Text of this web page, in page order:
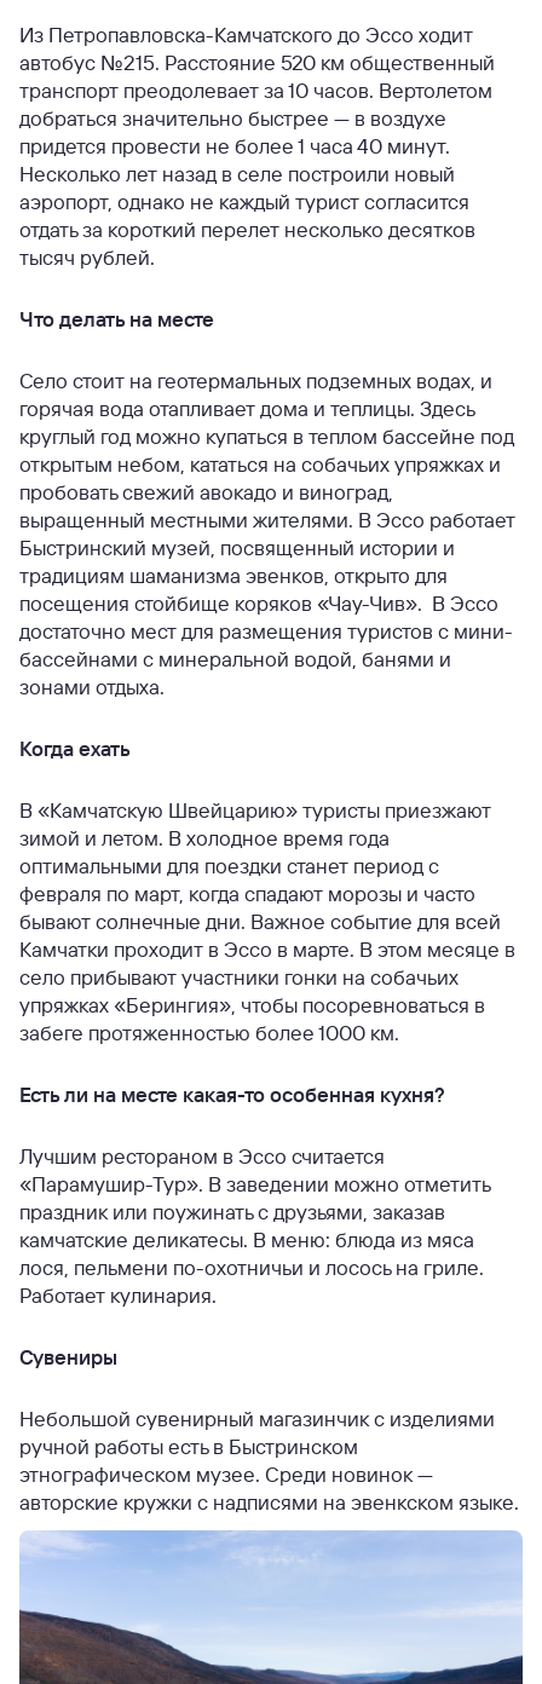
Из Петропавловска-Камчатского до Эссо ходит
автобус №215. Расстояние 520 км общественный
транспорт преодолевает за 10 часов. Вертолетом
добраться значительно быстрее — в воздухе
придется провести не более 1 часа 40 минут.
Несколько лет назад в селе построили новый
аэропорт, однако не каждый турист согласится
отдать за короткий перелет несколько десятков
тысяч рублей.
Что делать на месте
Село стоит на геотермальных подземных водах, и
горячая вода отапливает дома и теплицы. Здесь
круглый год можно купаться в теплом бассейне под
открытым небом, кататься на собачьих упряжках и
пробовать свежий авокадо и виноград,
выращенный местными жителями. В Эссо работает
Быстринский музей, посвященный истории и
традициям шаманизма эвенков, открыто для
посещения стойбище коряков «Чау-Чив». В Эссо
достаточно мест для размещения туристов с мини-
бассейнами с минеральной водой, банями и
зонами отдыха.
Когда ехать
В «Камчатскую Швейцарию» туристы приезжают
зимой и летом. В холодное время года
оптимальными для поездки станет период с
февраля по март, когда спадают морозы и часто
бывают солнечные дни. Важное событие для всей
Камчатки проходит в Эссо в марте. В этом месяце в
село прибывают участники гонки на собачьих
упряжках «Берингия», чтобы посоревноваться в
забеге протяженностью более 1000 км.
Есть ли на месте какая-то особенная кухня?
Лучшим рестораном в Эссо считается
«Парамушир-Тур». В заведении можно отметить
праздник или поужинать с друзьями, заказав
камчатские деликатесы. В меню: блюда из мяса
лося, пельмени по-охотничьи и лосось на гриле.
Работает кулинария.
Сувениры
Небольшой сувенирный магазинчик с изделиями
ручной работы есть в Быстринском
этнографическом музее. Среди новинок —
авторские кружки с надписями на эвенкском языке.